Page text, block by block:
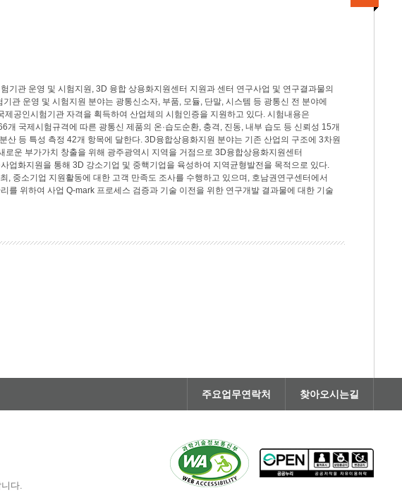
기관 운영 및 시험지원, 3D 융합 상용화지원센터 지원과 센터 연구사업 및 연구결과물의
관 운영 및 시험지원 분야는 광통신소자, 부품, 모듈, 단말, 시스템 등 광통신 전 분야에
공인시험기관 자격을 획득하여 산업체의 시험인증을 지원하고 있다. 시험내용은
개 국제시험규격에 따른 광통신 제품의 온·습도순환, 충격, 진동, 내부 습도 등 신뢰성 15개
산 등 특성 측정 42개 항목에 달한다. 3D융합상용화지원 분야는 기존 산업의 구조에 3차원
로운 부가가치 창출을 위해 광주광역시 지역을 거점으로 3D융합상용화지원센터
업화지원을 통해 3D 강소기업 및 중핵기업을 육성하여 지역균형발전을 목적으로 있다.
, 중소기업 지원활동에 대한 고객 만족도 조사를 수행하고 있으며, 호남권연구센터에서
를 위하여 사업 Q-mark 프로세스 검증과 기술 이전을 위한 연구개발 결과물에 대한 기술
주요업무연락처 찾아오시는길
다.